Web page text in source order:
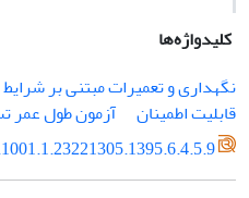
کلیدواژه‌ها
نگهداری و تعمیرات مبتنی بر شرایط
قابلیت اطمینان
آزمون طول عمر